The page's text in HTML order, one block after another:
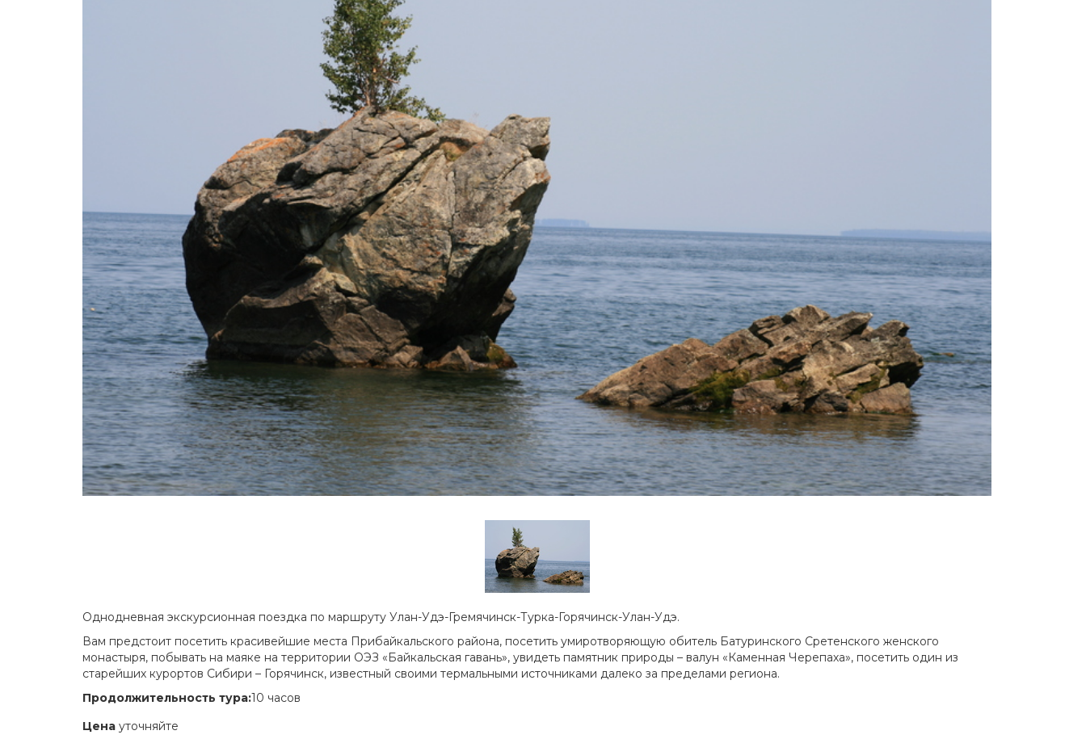
Однодневная экскурсионная поездка по маршруту Улан-Удэ-Гремячинск-Турка-Горячинск-Улан-Удэ.
Вам предстоит посетить красивейшие места Прибайкальского района, посетить умиротворяющую обитель Батуринского Сретенского женского
монастыря, побывать на маяке на территории ОЭЗ «Байкальская гавань», увидеть памятник природы – валун «Каменная Черепаха», посетить один из
старейших курортов Сибири – Горячинск, известный своими термальными источниками далеко за пределами региона.
Продолжительность тура:10 часов
Цена уточняйте